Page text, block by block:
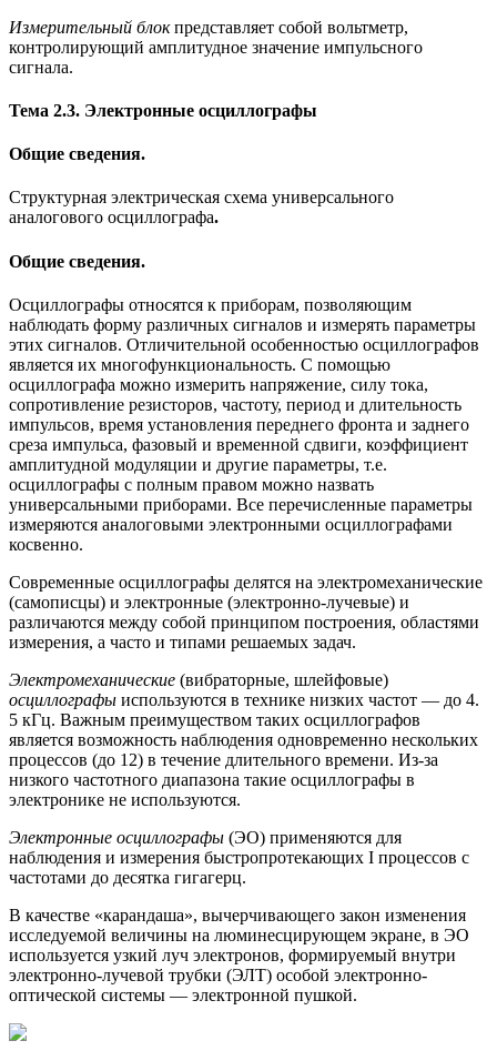
Измерительный блокпредставляет собой вольтметр,
контролирующий амплитудное значение импульсного
сигнала.
Тема 2.3. Электронные осциллографы
Общие сведения.
Структурная электрическая схема универсального
аналогового осциллографа.
Общие сведения.
Осциллографы относятся к приборам, позволя­ющим
наблюдать форму различных сигналов и измерять параметры
этих сигналов. Отличительной особенностью осциллографов
является их многофункциональность. С помощью
осциллографа можно измерить напряжение, силу тока,
сопротивление резисторов, частоту, период и длительность
импульсов, время установления переднего фронта и заднего
среза импульса, фазовый и временной сдвиги, коэффици­ент
амплитудной модуляции и другие параметры, т.е.
осциллографы с полным правом можно назвать
универсальными приборами. Все перечисленные параметры
измеряются аналоговыми электронными осциллографами
косвенно.
Современные осциллографы делятся на электромеханические
(самописцы) и электронные (электронно-лучевые) и
различаются между собой принципом построения, областями
измерения, а часто и типами решаемых задач.
Электромеханические (вибраторные, шлейфовые)
осциллографы используются в технике низких частот — до 4.
5 кГц. Важным преимуществом таких осциллографов
является возможность наблюдения одновременно нескольких
процессов (до 12) в течение длительного времени. Из-за
низкого частотного диапазона такие осциллографы в
электронике не используются.
Электронные осциллографы (ЭО) применяются для
наблюдения и измерения быстропротекающих I процессов с
частотами до десятка гигагерц.
В качестве «карандаша», вычерчивающего закон изменения
исследуемой величины на люминесцирующем экране, в ЭО
используется узкий луч электронов, формируемый внутри
электронно-лучевой трубки (ЭЛТ) особой электронно-
оптической системы — электронной пушкой.